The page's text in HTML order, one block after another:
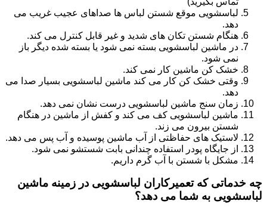
لباسشویی موقع شستن لباس ها صداهای عجیب غریب می
دهد.
هنگام شستن تکان های شدید و غیر قابل کنترل می کند.
در ماشین لباسشویی بسته نمی شود یا بسته شده دیگر باز
نمی شود.
خشک کن ماشین کار نمی کند.
وقتی خشک کن کار می کند ماشین لباسشویی بسیار صدا می
دهد.
زمان سنج ماشین لباسشویی درست نشان نمی دهد.
ماشین لباسشویی کف می کند و کفش از ماشین در هنگام
شستن بیرون می زند.
لاستیک های حفاظتی از آب ماشین پوسیده و آب پس می دهد.
از جایگاه پودر استفاده چندانی بابت شستشو نمی شود.
مشکل با شستن با آب گرم داریم.
چه خدماتی که تعمیرکاران لباسشویی در زمینه ماشین
لباسشویی به شما می دهد؟